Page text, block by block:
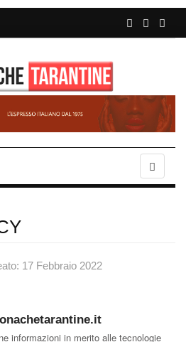
17 Febbraio 2022
informazioni in merito alle tecnologie